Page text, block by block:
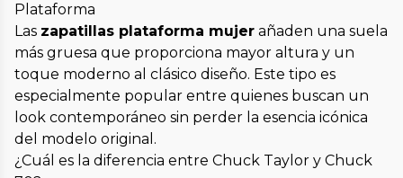
Plataforma
Las zapatillas plataforma mujer añaden una suela
más gruesa que proporciona mayor altura y un
toque moderno al clásico diseño. Este tipo es
especialmente popular entre quienes buscan un
look contemporáneo sin perder la esencia icónica
del modelo original.
¿Cuál es la diferencia entre Chuck Taylor y Chuck